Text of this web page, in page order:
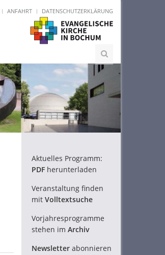
ANFAHRT DATENSCHUTZERKLÄRUNG
Aktuelles Programm:
PDF herunterladen
Veranstaltung finden
mit Volltextsuche
Vorjahresprogramme
stehen im Archiv
Newsletter abonnieren